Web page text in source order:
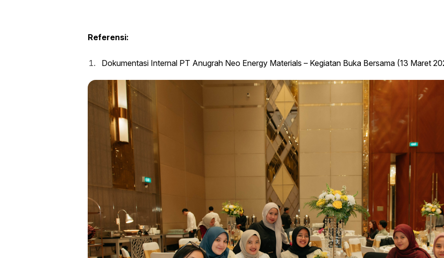
Referensi:
Dokumentasi Internal PT Anugrah Neo Energy Materials – Kegiatan Buka Bersama (13 Maret